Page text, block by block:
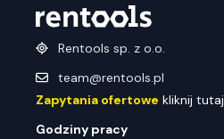
Rentools sp. z o.o.
team@rentools.pl
Zapytania ofertowe kliknij tutaj
Godziny pracy